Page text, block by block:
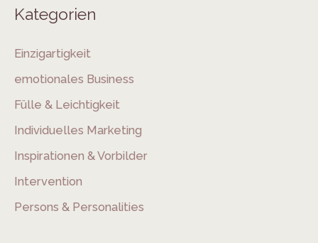
Kategorien
Einzigartigkeit
emotionales Business
Fülle & Leichtigkeit
Individuelles Marketing
Inspirationen & Vorbilder
Intervention
Persons & Personalities